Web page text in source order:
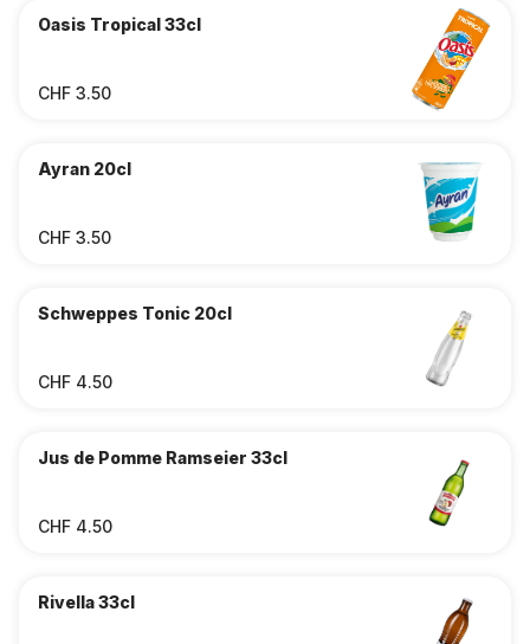
Oasis Tropical 33cl
CHF 3.50
Ayran 20cl
CHF 3.50
Schweppes Tonic 20cl
CHF 4.50
Jus de Pomme Ramseier 33cl
CHF 4.50
Rivella 33cl